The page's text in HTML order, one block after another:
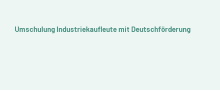
Umschulung Industriekaufleute mit Deutschförderung